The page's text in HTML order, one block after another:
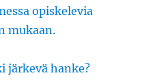
opiskelevia
mukaan.
järkevä hanke?